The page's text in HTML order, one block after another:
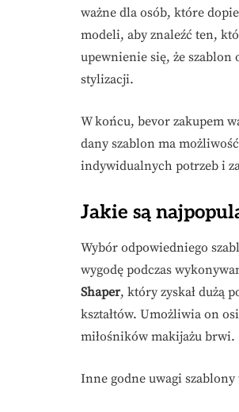
ważne dla osób, które
modeli, aby znaleźć ten,
upewnienie się, że szablon
stylizacji.
W końcu, bevor zakupem
dany szablon ma
indywidualnych potrzeb i
Jakie są
Wybór odpowiedniego
wygodę podczas
Shaper, który zyskał dużą
kształtów. Umożliwia on
miłośników makijażu brwi.
Inne godne uwagi